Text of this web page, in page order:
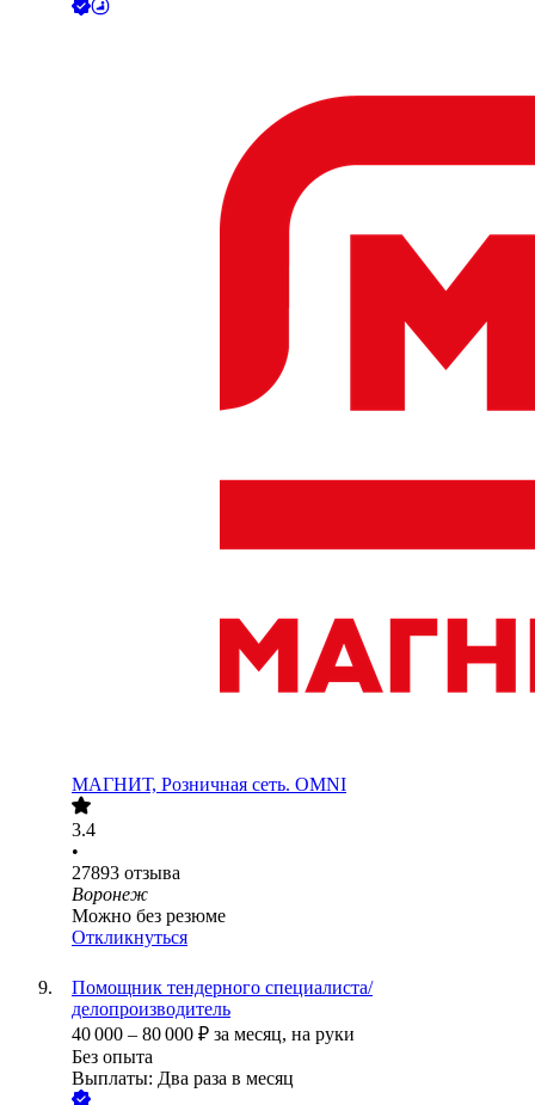
МАГНИТ, Розничная сеть. OMNI
3.4
•
27893 отзыва
Воронеж
Можно без резюме
Откликнуться
Помощник тендерного специалиста/
делопроизводитель
40 000 – 80 000 ₽ за месяц, на руки
Без опыта
Выплаты: Два раза в месяц